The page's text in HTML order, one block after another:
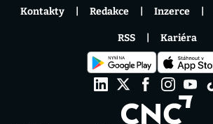
Kontakty Redakce Inzerce
RSS Kariéra